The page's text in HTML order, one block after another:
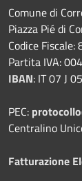
Comune di
Piazza Pié di
Codice
Partita IVA:
IBAN: IT 07 J
PEC:
Centralino
Fatturazione